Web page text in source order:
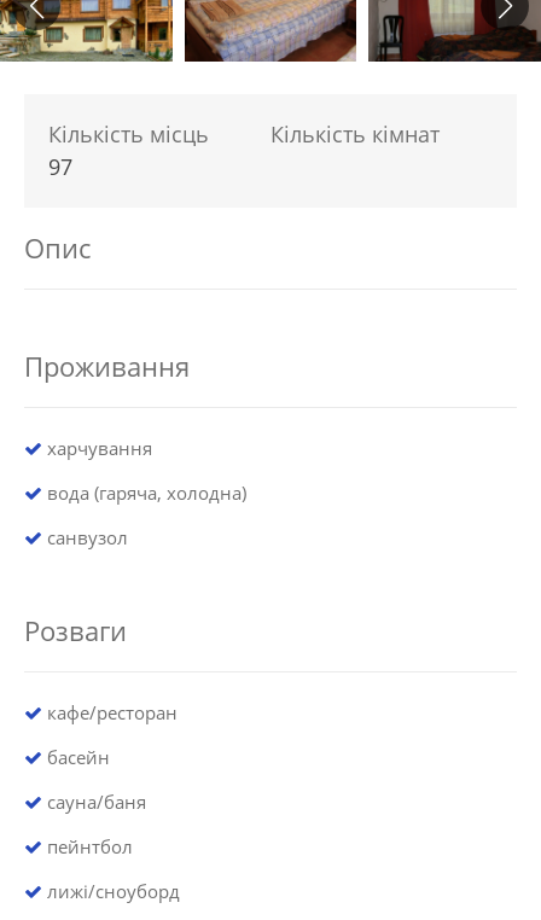
Кількість місць
97
Кількість кімнат
Опис
Проживання
харчування
вода (гаряча, холодна)
санвузол
Розваги
кафе/ресторан
басейн
сауна/баня
пейнтбол
лижі/сноуборд